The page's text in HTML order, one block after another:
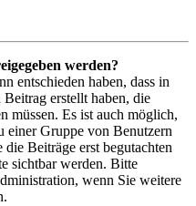
werden?
entschieden haben, dass in
erstellt haben, die
müssen. Es ist auch möglich,
einer Gruppe von Benutzern
Beiträge erst begutachten
sichtbar werden. Bitte
wenn Sie weitere